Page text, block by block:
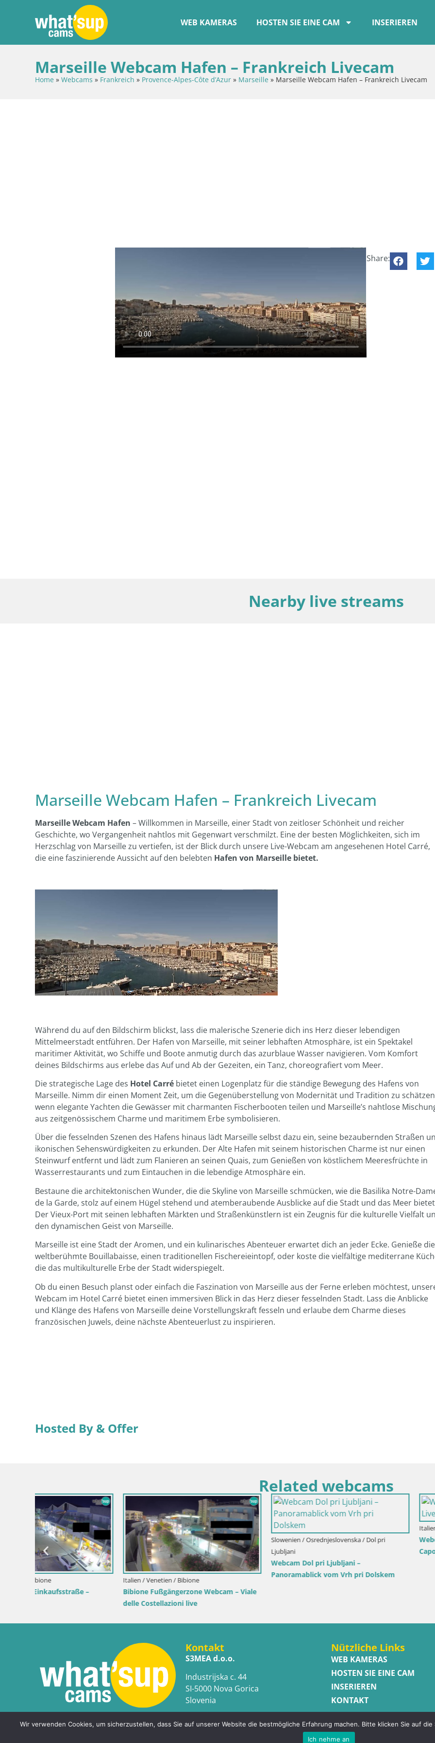
WEB KAMERAS HOSTEN SIE EINE CAM INSERIEREN
Marseille Webcam Hafen – Frankreich Livecam
Home » Webcams » Frankreich » Provence-Alpes-Côte d’Azur » Marseille » Marseille Webcam Hafen – Frankreich Livecam
Share:
Nearby live streams
Marseille Webcam Hafen – Frankreich Livecam
Marseille Webcam Hafen – Willkommen in Marseille, einer Stadt von zeitloser Schönheit und reicher
Geschichte, wo Vergangenheit nahtlos mit Gegenwart verschmilzt. Eine der besten Möglichkeiten, sich im
Herzschlag von Marseille zu vertiefen, ist der Blick durch unsere Live-Webcam am angesehenen Hotel Carré,
die eine faszinierende Aussicht auf den belebten Hafen von Marseille bietet.
Während du auf den Bildschirm blickst, lass die malerische Szenerie dich ins Herz dieser lebendigen
Mittelmeerstadt entführen. Der Hafen von Marseille, mit seiner lebhaften Atmosphäre, ist ein Spektakel
maritimer Aktivität, wo Schiffe und Boote anmutig durch das azurblaue Wasser navigieren. Vom Komfort
deines Bildschirms aus erlebe das Auf und Ab der Gezeiten, ein Tanz, choreografiert vom Meer.
Die strategische Lage des Hotel Carré bietet einen Logenplatz für die ständige Bewegung des Hafens von
Marseille. Nimm dir einen Moment Zeit, um die Gegenüberstellung von Modernität und Tradition zu
wenn elegante Yachten die Gewässer mit charmanten Fischerbooten teilen und Marseille’s nahtlose
aus zeitgenössischem Charme und maritimem Erbe symbolisieren.
Über die fesselnden Szenen des Hafens hinaus lädt Marseille selbst dazu ein, seine bezaubernden Straßen
ikonischen Sehenswürdigkeiten zu erkunden. Der Alte Hafen mit seinem historischen Charme ist nur einen
Steinwurf entfernt und lädt zum Flanieren an seinen Quais, zum Genießen von köstlichem Meeresfrüchte in
Wasserrestaurants und zum Eintauchen in die lebendige Atmosphäre ein.
Bestaune die architektonischen Wunder, die die Skyline von Marseille schmücken, wie die Basilika Notre-
de la Garde, stolz auf einem Hügel stehend und atemberaubende Ausblicke auf die Stadt und das Meer
Der Vieux-Port mit seinen lebhaften Märkten und Straßenkünstlern ist ein Zeugnis für die kulturelle Vielfalt
den dynamischen Geist von Marseille.
Marseille ist eine Stadt der Aromen, und ein kulinarisches Abenteuer erwartet dich an jeder Ecke. Genieße die
weltberühmte Bouillabaisse, einen traditionellen Fischereieintopf, oder koste die vielfältige mediterrane
die das multikulturelle Erbe der Stadt widerspiegelt.
Ob du einen Besuch planst oder einfach die Faszination von Marseille aus der Ferne erleben möchtest,
Webcam im Hotel Carré bietet einen immersiven Blick in das Herz dieser fesselnden Stadt. Lass die Anblicke
und Klänge des Hafens von Marseille deine Vorstellungskraft fesseln und erlaube dem Charme dieses
französischen Juwels, deine nächste Abenteuerlust zu inspirieren.
Hosted By & Offer
Related webcams
Kroatien / Istrien / Mošćenička Draga
Webcam Mošćenička Draga Zentrum –
Liveblick auf das Ortszentrum
Italien / Lika-Senj / Senj
Webcam Schriftstellerpark Senj – Live
am Meer
Senj Live Webcam –
Kontakt
S3MEA d.o.o.
Industrijska c. 44
SI-5000 Nova Gorica
Slovenia
Nützliche Links
WEB KAMERAS
HOSTEN SIE EINE CAM
INSERIEREN
KONTAKT
Wir verwenden Cookies, um sicherzustellen, dass Sie auf unserer Website die bestmögliche Erfahrung machen. Bitte klicken Sie auf
Ich nehme an